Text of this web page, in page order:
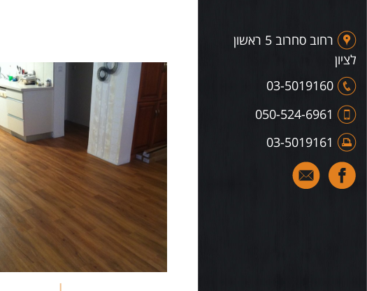
רחוב סחרוב 5 ראשון
לציון
03-5019160
050-524-6961
03-5019161